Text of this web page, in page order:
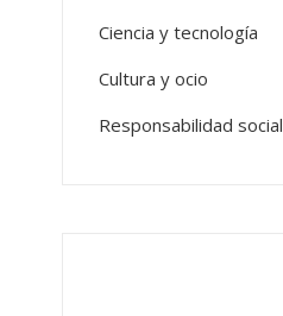
Ciencia y tecnología
Cultura y ocio
Responsabilidad social